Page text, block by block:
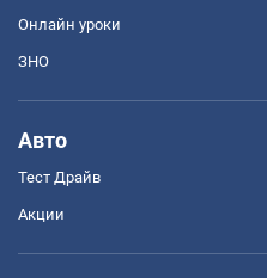
Онлайн уроки
ЗНО
Авто
Тест Драйв
Акции